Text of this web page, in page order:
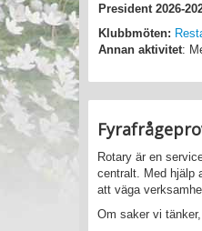
President 2026-
Klubbmöten:
Annan aktivitet:
Rotary är en
centralt. Med hjälp
att väga
Om saker vi